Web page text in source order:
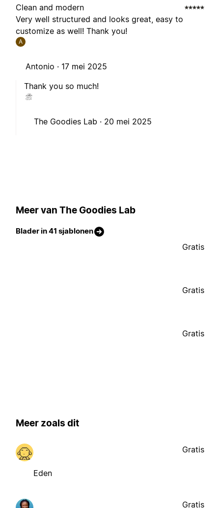
Clean and modern
Very well structured and looks great, easy to
customize as well! Thank you!
A
Antonio · 17 mei 2025
Thank you so much!
The Goodies Lab · 20 mei 2025
Meer van The Goodies Lab
Blader in 41 sjablonen
Gratis
Gratis
Gratis
Meer zoals dit
Eden
Gratis
Gratis